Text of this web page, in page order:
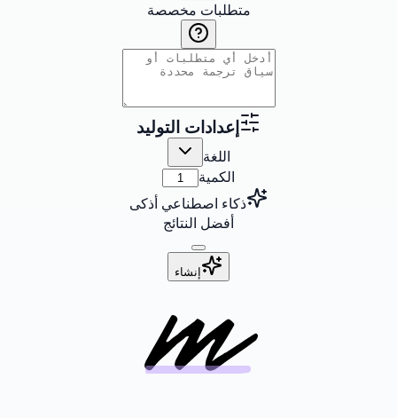
متطلبات مخصصة
إعدادات التوليد
اللغة
الكمية
ذكاء اصطناعي أذكى
أفضل النتائج
إنشاء